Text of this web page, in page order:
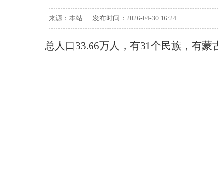
来源：本站 发布时间：2026-04-30 16:24
总人口33.66万人，有31个民族，有